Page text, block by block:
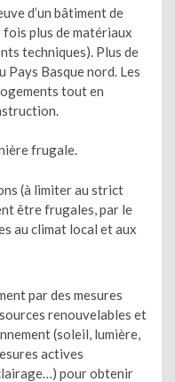
d’un bâtiment de
plus de matériaux
techniques). Plus de
Basque nord. Les
tout en
frugale.
(à limiter au strict
être frugales, par le
au climat local et aux
par des mesures
renouvelables et
(soleil, lumière,
actives
pour obtenir